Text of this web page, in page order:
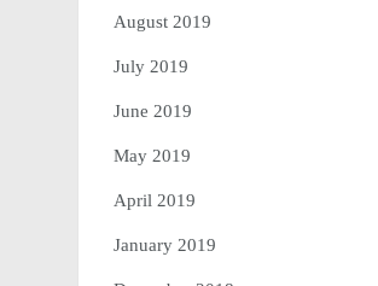
August 2019
July 2019
June 2019
May 2019
April 2019
January 2019